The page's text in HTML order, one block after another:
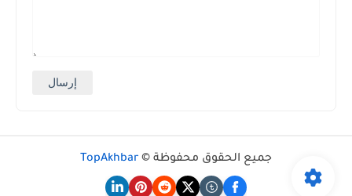
جميع الحقوق محفوظة © TopAkhbar